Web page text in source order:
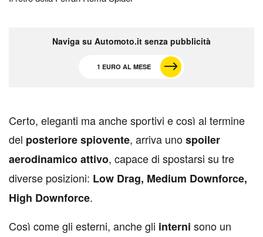
Naviga su Automoto.it senza pubblicità
1 EURO AL MESE
Certo, eleganti ma anche sportivi e così al termine
del posteriore spiovente, arriva unospoiler
aerodinamico attivo, capace di spostarsi su tre
diverse posizioni: Low Drag, Medium Downforce,
High Downforce.
Così come gli esterni, anche gli interni sono un